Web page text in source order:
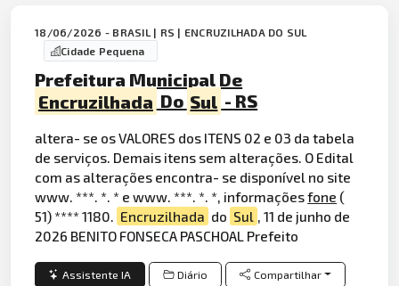
18/06/2026 - BRASIL | RS | ENCRUZILHADA DO SUL
Cidade Pequena
Prefeitura Municipal De
Encruzilhada Do Sul - RS
altera- se os VALORES dos ITENS 02 e 03 da tabela
de serviços. Demais itens sem alterações. O Edital
com as alterações encontra- se disponível no site
www. ***. *. * e www. ***. *. *, informaçõesfone (
51) **** 1180. Encruzilhada do Sul , 11 de junho de
2026 BENITO FONSECA PASCHOAL Prefeito
Assistente IA Diário Compartilhar